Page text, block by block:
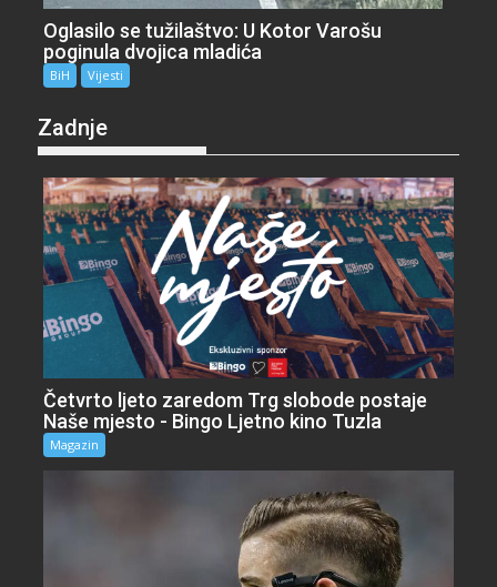
Oglasilo se tužilaštvo: U Kotor Varošu
poginula dvojica mladića
BiH Vijesti
Zadnje
Četvrto ljeto zaredom Trg slobode postaje
Naše mjesto - Bingo Ljetno kino Tuzla
Magazin